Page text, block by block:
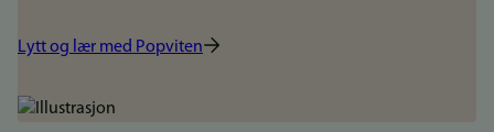
Lytt og lær med Popviten
Bilde